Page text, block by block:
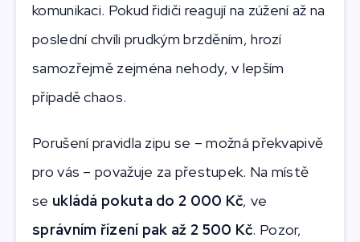
komunikaci. Pokud řidiči reagují na zúžení až na
poslední chvíli prudkým brzděním, hrozí
samozřejmě zejména nehody, v lepším
případě chaos.
Porušení pravidla zipu se – možná překvapivě
pro vás – považuje za přestupek. Na místě
se ukládá pokuta do 2 000 Kč, ve
správním řízení pak až 2 500 Kč. Pozor,